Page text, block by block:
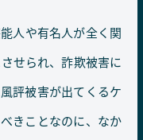
人や有名人が全く関
せられ、詐欺被害に
評被害が出てくるケ
きことなのに、なか